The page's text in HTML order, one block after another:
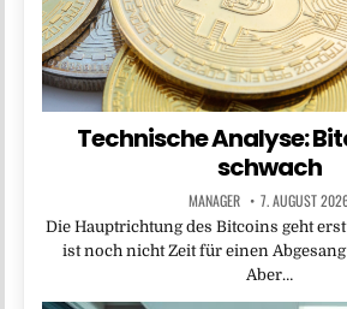
Technische Analyse:
schwach
MANAGER 7. AUGUST
Die Haupt­richtung des Bitcoins geht
ist noch nicht Zeit für einen
Aber…